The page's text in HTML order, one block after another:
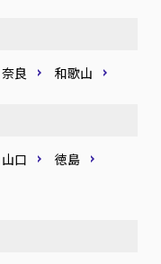
奈良 和歌山
山口
徳島